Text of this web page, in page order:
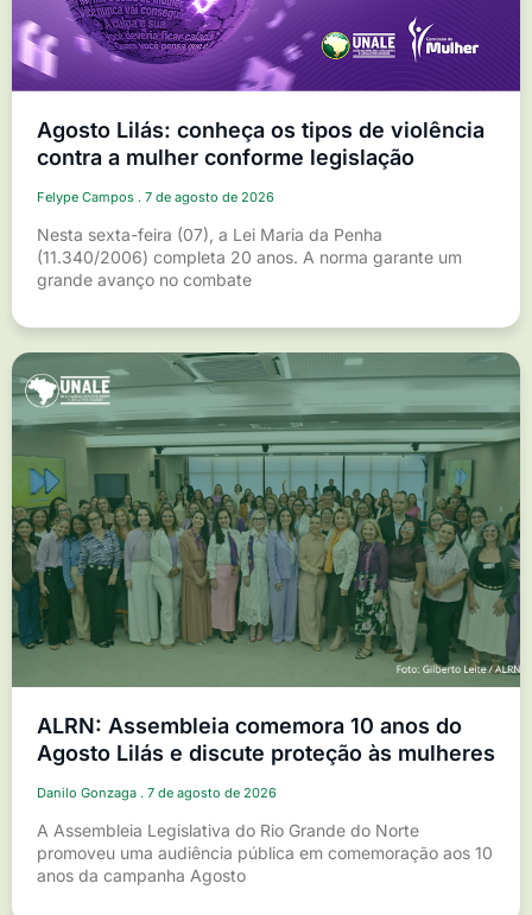
Agosto Lilás: conheça os tipos de violência
contra a mulher conforme legislação
Felype Campos 7 de agosto de 2026
Nesta sexta-feira (07), a Lei Maria da Penha
(11.340/2006) completa 20 anos. A norma garante um
grande avanço no combate
ALRN: Assembleia comemora 10 anos do
Agosto Lilás e discute proteção às mulheres
Danilo Gonzaga 7 de agosto de 2026
A Assembleia Legislativa do Rio Grande do Norte
promoveu uma audiência pública em comemoração aos 10
anos da campanha Agosto